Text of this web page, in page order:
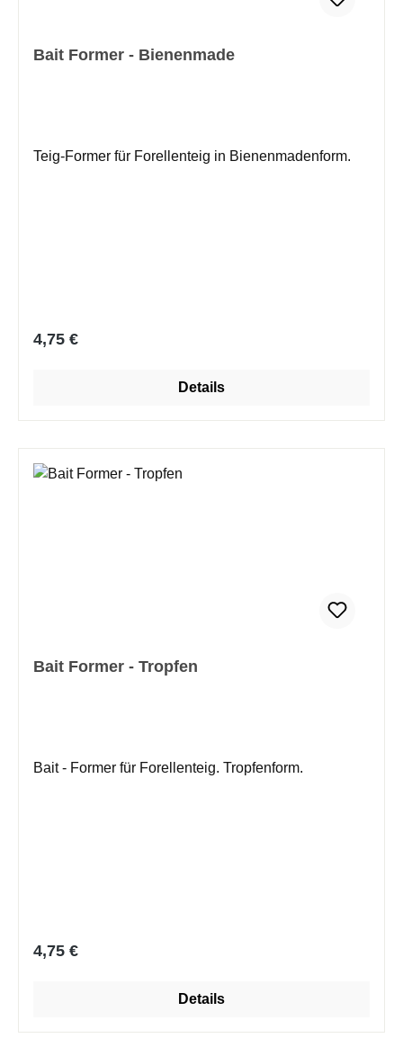
Bait Former - Bienenmade
Teig-Former für Forellenteig in Bienenmadenform.
Regulärer Preis:
4,75 €
Details
Bait Former - Tropfen
Bait - Former für Forellenteig. Tropfenform.
Regulärer Preis:
4,75 €
Details